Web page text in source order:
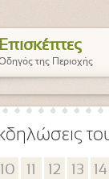
Επισκέπτες
της Περιοχής
10 12 13 14